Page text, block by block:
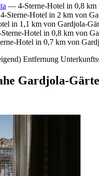
— 4-Sterne-Hotel in 0,8 km
Sterne-Hotel in 2 km von
in 1,1 km von Gardjola-
Hotel in 0,8 km von
Hotel in 0,7 km von
Entfernung
Gardjola-